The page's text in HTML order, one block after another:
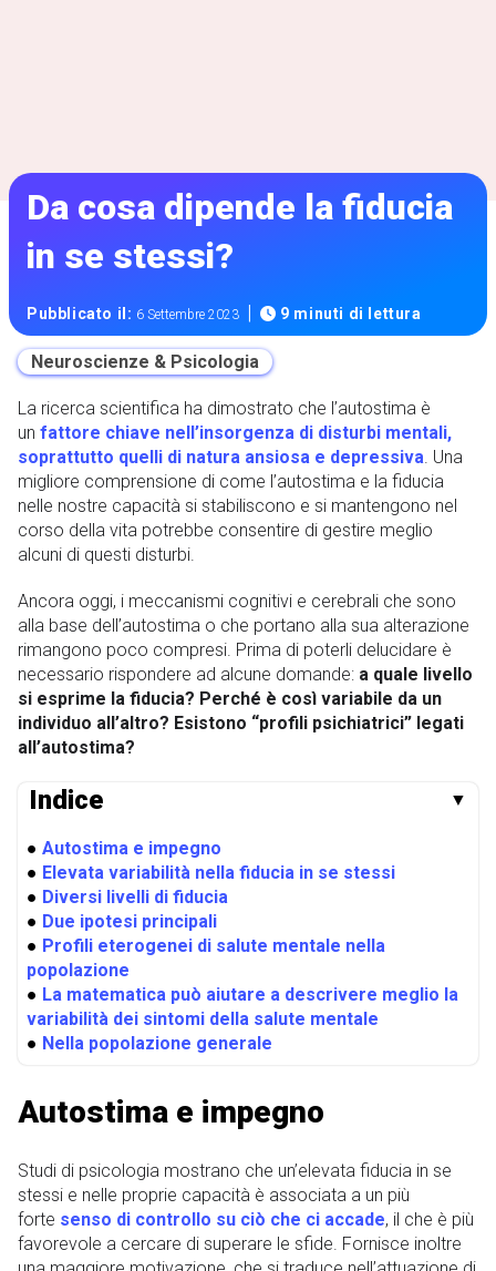
Da cosa dipende la fiducia
in se stessi?
Pubblicato il: 6 Settembre 2023 | 9 minuti di lettura
Neuroscienze & Psicologia
La ricerca scientifica ha dimostrato che l’autostima è
un fattore chiave nell’insorgenza di disturbi mentali,
soprattutto quelli di natura ansiosa e depressiva . Una
migliore comprensione di come l’autostima e la fiducia
nelle nostre capacità si stabiliscono e si mantengono nel
corso della vita potrebbe consentire di gestire meglio
alcuni di questi disturbi.
Ancora oggi, i meccanismi cognitivi e cerebrali che sono
alla base dell’autostima o che portano alla sua alterazione
rimangono poco compresi. Prima di poterli delucidare è
necessario rispondere ad alcune domande: a quale livello
si esprime la fiducia? Perché è così variabile da un
individuo all’altro? Esistono “profili psichiatrici” legati
all’autostima?
Indice ▼
● Autostima e impegno
● Elevata variabilità nella fiducia in se stessi
● Diversi livelli di fiducia
● Due ipotesi principali
● Profili eterogenei di salute mentale nella
popolazione
● La matematica può aiutare a descrivere meglio la
variabilità dei sintomi della salute mentale
● Nella popolazione generale
Autostima e impegno
Studi di psicologia mostrano che un’elevata fiducia in se
stessi e nelle proprie capacità è associata a un più
forte senso di controllo su ciò che ci accade, il che è più
favorevole a cercare di superare le sfide. Fornisce inoltre